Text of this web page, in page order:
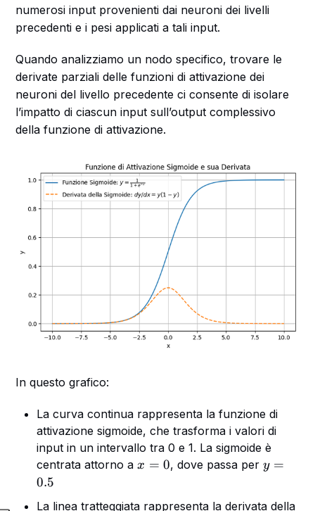
numerosi input provenienti dai neuroni dei livelli
precedenti e i pesi applicati a tali input.
Quando analizziamo un nodo specifico, trovare le
derivate parziali delle funzioni di attivazione dei
neuroni del livello precedente ci consente di isolare
l’impatto di ciascun input sull’output complessivo
della funzione di attivazione.
In questo grafico:
La curva continua rappresenta la funzione di
attivazione sigmoide, che trasforma i valori di
input in un intervallo tra 0 e 1. La sigmoide è
centrata attorno ax
x = 0, dove passa pery
y =
0.5
La linea tratteggiata rappresenta la derivata della